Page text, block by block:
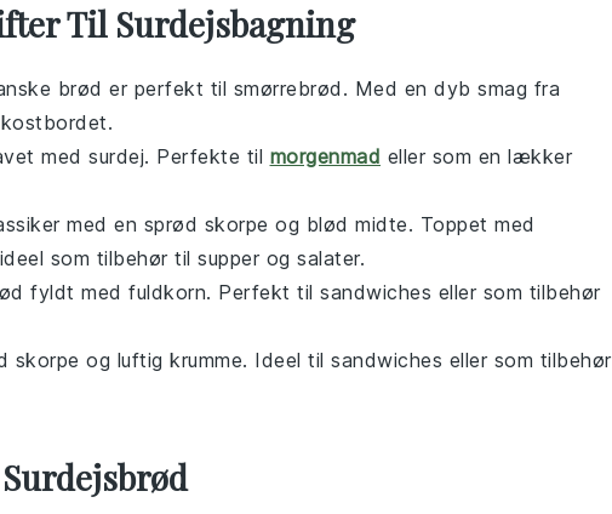
Til Surdejsbagning
brød er perfekt til smørrebrød. Med en dyb smag fra
med surdej. Perfekte til morgenmad eller som en lækker
med en sprød skorpe og blød midte. Toppet med
ideel som tilbehør til supper og salater.
fyldt med fuldkorn. Perfekt til sandwiches eller som tilbehør
skorpe og luftig krumme. Ideel til sandwiches eller som tilbehør